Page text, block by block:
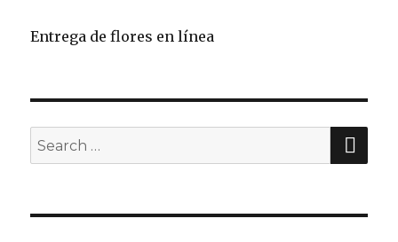
Entrega de flores en línea
Search
for: